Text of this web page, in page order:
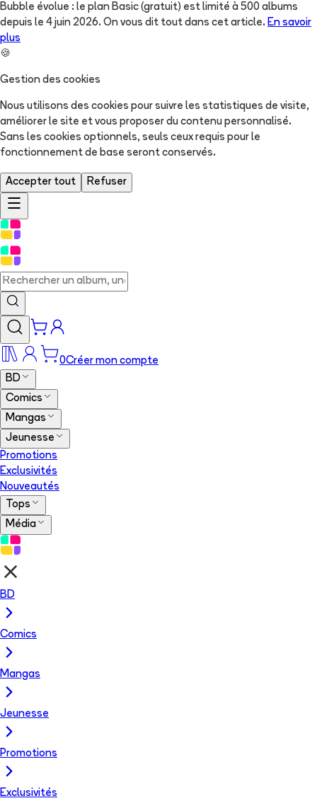
Bubble évolue : le plan Basic (gratuit) est limité à 500 albums
depuis le 4 juin 2026. On vous dit tout dans cet article. En savoir
plus
🍪
Gestion des cookies
Nous utilisons des cookies pour suivre les statistiques de visite,
améliorer le site et vous proposer du contenu personnalisé.
Sans les cookies optionnels, seuls ceux requis pour le
fonctionnement de base seront conservés.
Accepter tout Refuser
0Créer mon compte
BD
Comics
Mangas
Jeunesse
Promotions
Exclusivités
Nouveautés
Tops
Média
BD
Comics
Mangas
Jeunesse
Promotions
Exclusivités